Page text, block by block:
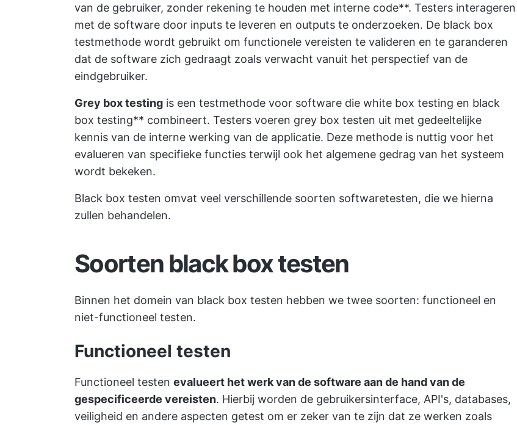
van de gebruiker, zonder rekening te houden met interne code**. Testers interageren
met de software door inputs te leveren en outputs te onderzoeken. De black box
testmethode wordt gebruikt om functionele vereisten te valideren en te garanderen
dat de software zich gedraagt zoals verwacht vanuit het perspectief van de
eindgebruiker.
Grey box testing is een testmethode voor software die white box testing en black
box testing** combineert. Testers voeren grey box testen uit met gedeeltelijke
kennis van de interne werking van de applicatie. Deze methode is nuttig voor het
evalueren van specifieke functies terwijl ook het algemene gedrag van het systeem
wordt bekeken.
Black box testen omvat veel verschillende soorten softwaretesten, die we hierna
zullen behandelen.
Soorten black box testen
Binnen het domein van black box testen hebben we twee soorten: functioneel en
niet-functioneel testen.
Functioneel testen
Functioneel testen evalueert het werk van de software aan de hand van de
gespecificeerde vereisten. Hierbij worden de gebruikersinterface, API's, databases,
veiligheid en andere aspecten getest om er zeker van te zijn dat ze werken zoals